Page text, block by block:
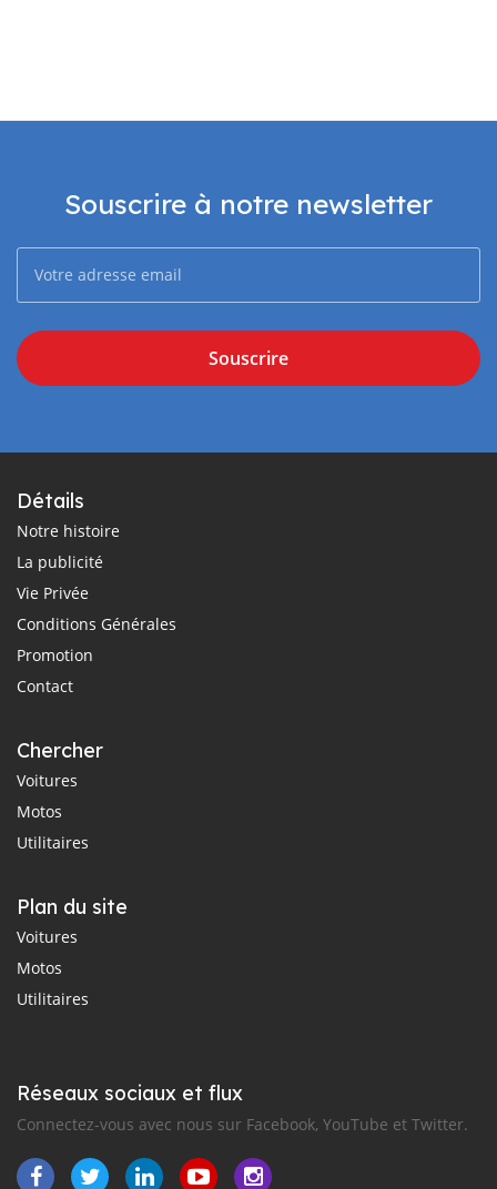
Souscrire à notre newsletter
Souscrire
Détails
Notre histoire
La publicité
Vie Privée
Conditions Générales
Promotion
Contact
Chercher
Voitures
Motos
Utilitaires
Plan du site
Voitures
Motos
Utilitaires
Réseaux sociaux et flux
Connectez-vous avec nous sur Facebook, YouTube et Twitter.